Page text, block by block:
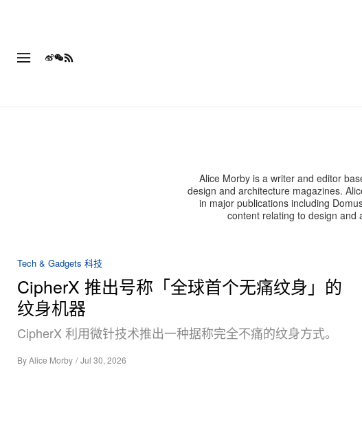
Alice Morby is a writer and editor
design and architecture magazines.
in major publications including
content relating to design and
Tech & Gadgets 科技
CipherX 推出号称「全球首个无痛纹身」的
纹身机器
CipherX 利用微针技术推出一种据称完全不痛的纹身方式。
ByAlice Morby / Jul 30, 2026